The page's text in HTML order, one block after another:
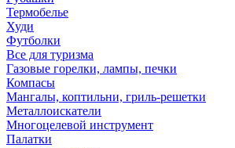
Термобелье
Худи
Футболки
Все для туризма
Газовые горелки, лампы, печки
Компасы
Мангалы, коптильни, гриль-решетки
Металлоискатели
Многоцелевой инструмент
Палатки